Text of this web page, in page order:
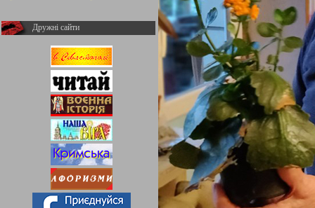
Дружні сайти